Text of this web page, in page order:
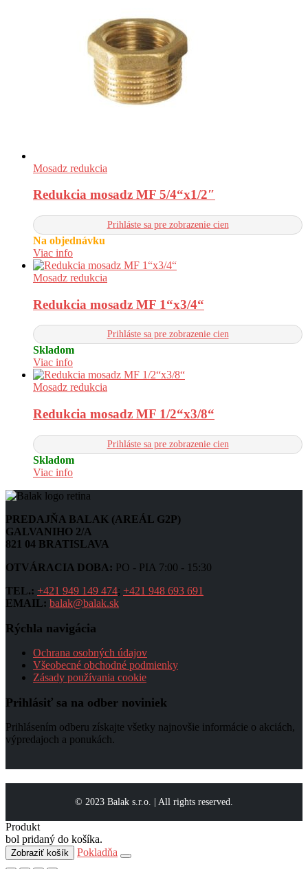
Mosadz redukcia
Redukcia mosadz MF 5/4“x1/2″
Prihláste sa pre zobrazenie cien
Na objednávku
Viac info
Mosadz redukcia
Redukcia mosadz MF 1“x3/4“
Prihláste sa pre zobrazenie cien
Skladom
Viac info
Mosadz redukcia
Redukcia mosadz MF 1/2“x3/8“
Prihláste sa pre zobrazenie cien
Skladom
Viac info
PREDAJŇA BALAK (AREÁL G2P)
GALVANIHO 2/A
821 04 BRATISLAVA
OTVÁRACIA DOBA: PO - PIA 7:00 - 15:30
TEL.: +421 949 149 474; +421 948 693 691
EMAIL: balak@balak.sk
Rýchla navigácia
Ochrana osobných údajov
Všeobecné obchodné podmienky
Zásady používania cookie
Prihlásiť sa na odber noviniek
Prihlásením odberu získajte všetky najnovšie informácie o akciách,
výpredajoch a ponukách.
© 2023 Balak s.r.o. | All rights reserved.
Produkt
bol pridaný do košíka.
Zobraziť košík Pokladňa